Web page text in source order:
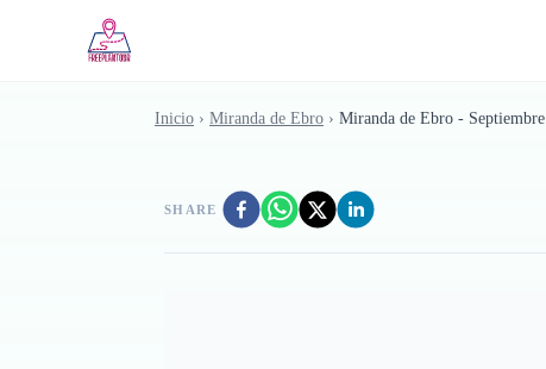
Inicio › Miranda de Ebro › Miranda de Ebro - Septiembre
SHARE